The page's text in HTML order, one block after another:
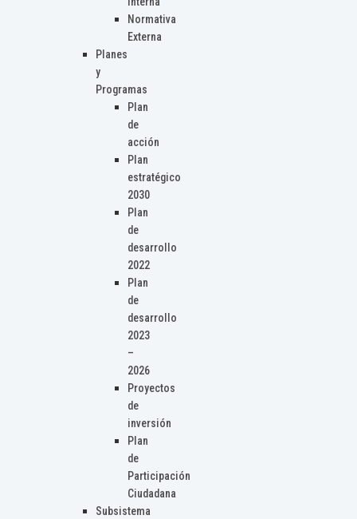
Normativa
Externa
Planes
y
Programas
Plan
de
acción
Plan
estratégico
2030
Plan
de
desarrollo
2022
Plan
de
desarrollo
2023
–
2026
Proyectos
de
inversión
Plan
de
Participación
Ciudadana
Subsistema